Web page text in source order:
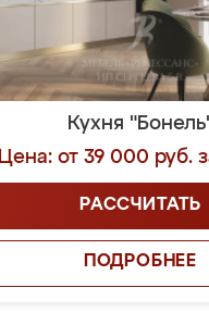
Кухня
Цена: от 39 000 руб.
РАССЧИТАТЬ
ПОДРОБНЕЕ